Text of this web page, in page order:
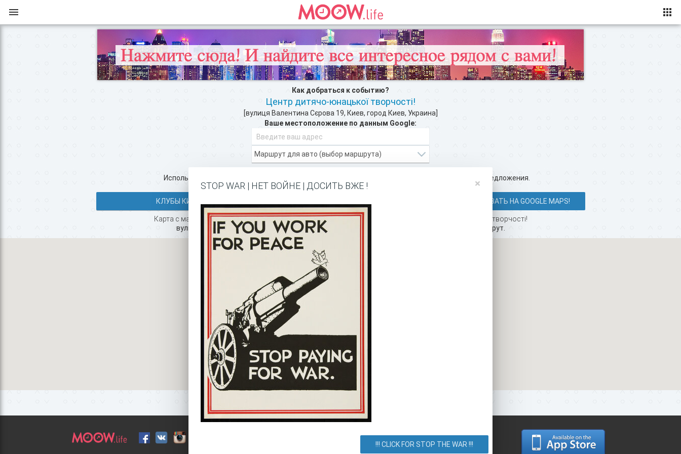
Как добраться к событию?
Центр дитячо-юнацької творчості!
[вулиця Валентина Сєрова 19, Киев, город Киев, Украина]
Ваше местоположение по данным Google:
Используйте все возможности Moow.life и добавляйте свои интересные предложения.
КЛУБЫ КИЕВА >> ПОКАЗАТЬ НА GOOGLE MAPS!
Карта с маршрутом, как добратся на мероприятие или проехать к событию. Центр дитячо-юнацької творчості!
вулиця Валентина Сєрова 19, Киев, город Киев, Украина. Как добраться? Как доехать? Маршрут.
×
STOP WAR | НЕТ ВОЙНЕ | ДОСИТЬ ВЖЕ !
!!! CLICK FOR STOP THE WAR !!!
Соглашение
О сервисе